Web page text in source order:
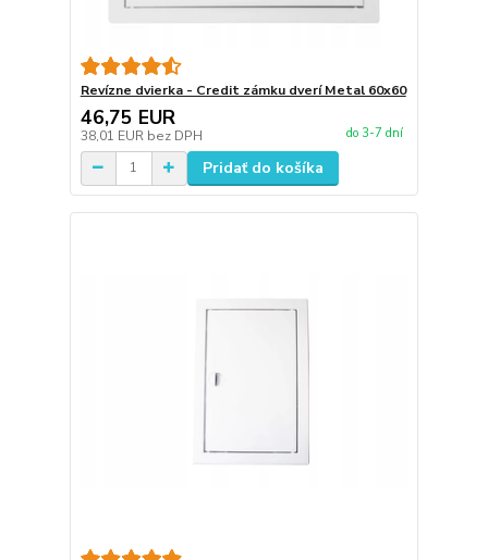
Revízne dvierka - Credit zámku dverí Metal 60x60
46,75 EUR
38,01 EUR bez DPH do 3-7 dní
Pridať do košíka